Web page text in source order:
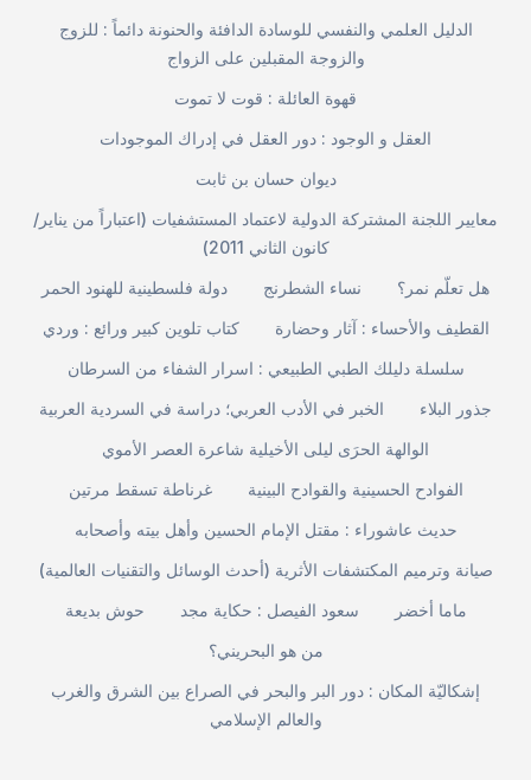
الدليل العلمي والنفسي للوسادة الدافئة والحنونة دائماً : للزوج
والزوجة المقبلين على الزواج
قهوة العائلة : قوت لا تموت
العقل و الوجود : دور العقل في إدراك الموجودات
ديوان حسان بن ثابت
معايير اللجنة المشتركة الدولية لاعتماد المستشفيات (اعتباراً من يناير/
كانون الثاني 2011)
دولة فلسطينية للهنود الحمر
نساء الشطرنج
هل تعلّم نمر؟
كتاب تلوين كبير ورائع : وردي
القطيف والأحساء : آثار وحضارة
سلسلة دليلك الطبي الطبيعي : اسرار الشفاء من السرطان
الخبر في الأدب العربي؛ دراسة في السردية العربية
جذور البلاء
الوالهة الحرَى ليلى الأخيلية شاعرة العصر الأموي
غرناطة تسقط مرتين
الفوادح الحسينية والقوادح البينية
حديث عاشوراء : مقتل الإمام الحسين وأهل بيته وأصحابه
صيانة وترميم المكتشفات الأثرية (أحدث الوسائل والتقنيات العالمية)
حوش بديعة
سعود الفيصل : حكاية مجد
ماما أخضر
من هو البحريني؟
إشكاليّة المكان : دور البر والبحر في الصراع بين الشرق والغرب
والعالم الإسلامي